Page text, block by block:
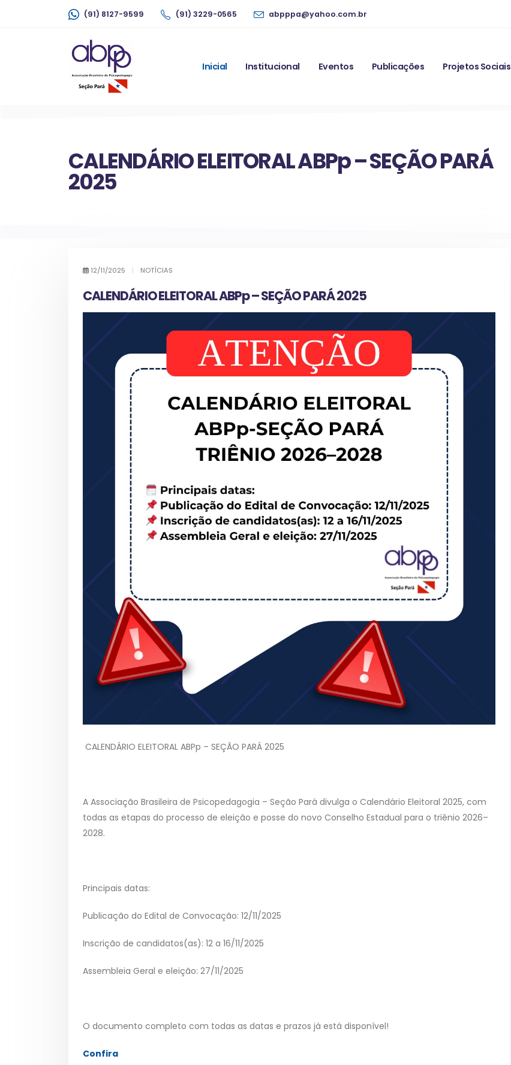
(91) 8127-9599 (91) 3229-0565 abpppa@yahoo.com.br
Inicial Institucional Eventos Publicações Projetos Sociais
CALENDÁRIO ELEITORAL ABPp – SEÇÃO PARÁ
2025
12/11/2025 | NOTÍCIAS
CALENDÁRIO ELEITORAL ABPp – SEÇÃO PARÁ 2025
CALENDÁRIO ELEITORAL ABPp – SEÇÃO PARÁ 2025
A Associação Brasileira de Psicopedagogia – Seção Pará divulga o Calendário Eleitoral 2025, com
todas as etapas do processo de eleição e posse do novo Conselho Estadual para o triênio 2026–
2028.
Principais datas:
Publicação do Edital de Convocação: 12/11/2025
Inscrição de candidatos(as): 12 a 16/11/2025
Assembleia Geral e eleição: 27/11/2025
O documento completo com todas as datas e prazos já está disponível!
Confira